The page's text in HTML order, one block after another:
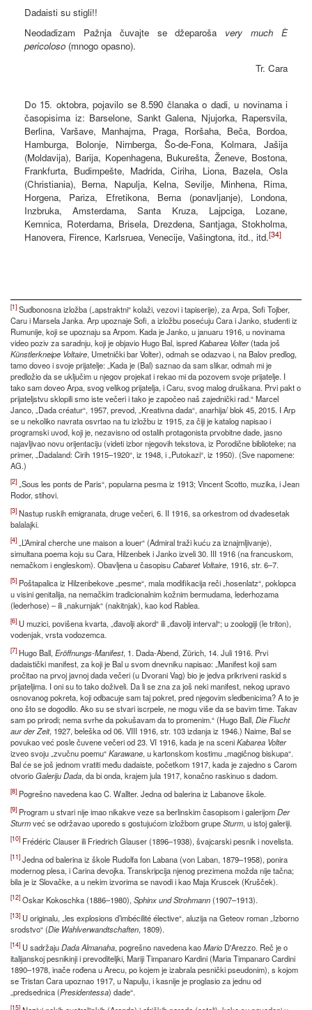
Dadaisti su stigli!!
Neodadizam Pažnja čuvajte se džeparoša very much È
pericoloso (mnogo opasno).
Tr. Cara
Do 15. oktobra, pojavilo se 8.590 članaka o dadi, u novinama i
časopisima iz: Barselone, Sankt Galena, Njujorka, Rapersvila,
Berlina, Varšave, Manhajma, Praga, Roršaha, Beča, Bordoa,
Hamburga, Bolonje, Nirnberga, Šo-de-Fona, Kolmara, Jašija
(Moldavija), Barija, Kopenhagena, Bukurešta, Ženeve, Bostona,
Frankfurta, Budimpešte, Madrida, Ciriha, Liona, Bazela, Osla
(Christiania), Berna, Napulja, Kelna, Sevilje, Minhena, Rima,
Horgena, Pariza, Efretikona, Berna (ponavljanje), Londona,
Inzbruka, Amsterdama, Santa Kruza, Lajpciga, Lozane,
Kemnica, Roterdama, Brisela, Drezdena, Santjaga, Stokholma,
Hanovera, Firence, Karlsruea, Venecije, Vašingtona, itd., itd.[34]
[1] Sudbonosna izložba („apstraktni“ kolaži, vezovi i tapiserije), za Arpa, Sofi Tojber,
Caru i Marsela Janka. Arp upoznaje Sofi, a izložbu posećuju Cara i Janko, studenti iz
Rumunije, koji se upoznaju sa Arpom. Kada je Janko, u januaru 1916, u novinama
video poziv za saradnju, koji je objavio Hugo Bal, ispredKabarea Volter(tada još
Künstlerkneipe Voltaire, Umetnički bar Volter), odmah se odazvao i, na Balov predlog,
tamo doveo i svoje prijatelje: „Kada je (Bal) saznao da sam slikar, odmah mi je
predložio da se uključim u njegov projekat i rekao mi da pozovem svoje prijatelje. I
tako sam doveo Arpa, svog velikog prijatelja, i Caru, svog malog druškana. Prvi pakt o
prijateljstvu sklopili smo iste večeri i tako je započeo naš zajednički rad.“ Marcel
Janco, „Dada créatur“, 1957, prevod, „Kreativna dada“, anarhija/ blok 45, 2015. I Arp
se u nekoliko navrata osvrtao na tu izložbu iz 1915, za čiji je katalog napisao i
programski uvod, koji je, nezavisno od ostalih protagonista prvobitne dade, jasno
najavljivao novu orijentaciju (videti izbor njegovih tekstova, iz Porodične biblioteke; na
primer, „Dadaland: Cirih 1915–1920“, iz 1948, i „Putokazi“, iz 1950). (Sve napomene:
AG.)
[2] „Sous les ponts de Paris“, popularna pesma iz 1913; Vincent Scotto, muzika, i Jean
Rodor, stihovi.
[3] Nastup ruskih emigranata, druge večeri, 6. II 1916, sa orkestrom od dvadesetak
balalajki.
[4] „L’Amiral cherche une maison a louer“ (Admiral traži kuću za iznajmljivanje),
simultana poema koju su Cara, Hilzenbek i Janko izveli 30. III 1916 (na francuskom,
nemačkom i engleskom). Obavljena u časopisuCabaret Voltaire, 1916, str. 6–7.
[5] Poštapalica iz Hilzenbekove „pesme“, mala modifikacija reči „hosenlatz“, poklopca
u visini genitalija, na nemačkim tradicionalnim kožnim bermudama, lederhozama
(lederhose) – ili „nakurnjak“ (nakitnjak), kao kod Rablea.
[6] U muzici, povišena kvarta, „đavolji akord“ ili „đavolji interval“; u zoologiji (le triton),
vodenjak, vrsta vodozemca.
[7] Hugo Ball,Eröffnungs-Manifest, 1. Dada-Abend, Zürich, 14. Juli 1916. Prvi
dadaistički manifest, za koji je Bal u svom dnevniku napisao: „Manifest koji sam
pročitao na prvoj javnoj dada večeri (u Dvorani Vag) bio je jedva prikriveni raskid s
prijateljima. I oni su to tako doživeli. Da li se zna za još neki manifest, nekog upravo
osnovanog pokreta, koji odbacuje sam taj pokret, pred njegovim sledbenicima? A to je
ono što se dogodilo. Ako su se stvari iscrpele, ne mogu više da se bavim time. Takav
sam po prirodi; nema svrhe da pokušavam da to promenim.“ (Hugo Ball,Die Flucht
aur der Zeit, 1927, beleška od 06. VIII 1916, str. 103 izdanja iz 1946.) Naime, Bal se
povukao već posle čuvene večeri od 23. VI 1916, kada je na sceniKabarea Volter
izveo svoju „zvučnu poemu“Karawane, u kartonskom kostimu „magičnog biskupa“.
Bal će se još jednom vratiti među dadaiste, početkom 1917, kada je zajedno s Carom
otvorioGaleriju Dada, da bi onda, krajem jula 1917, konačno raskinuo s dadom.
[8] Pogrešno navedena kao C. Wallter. Jedna od balerina iz Labanove škole.
[9] Program u stvari nije imao nikakve veze sa berlinskim časopisom i galerijomDer
Sturmveć se održavao uporedo s gostujućom izložbom grupeSturm, u istoj galeriji.
[10] Frédéric Clauser ili Friedrich Glauser (1896–1938), švajcarski pesnik i novelista.
[11] Jedna od balerina iz škole Rudolfa fon Labana (von Laban, 1879–1958), ponira
modernog plesa, i Carina devojka. Transkripcija njenog prezimena možda nije tačna;
bila je iz Slovačke, a u nekim izvorima se navodi i kao Maja Kruscek (Krušček).
[12] Oskar Kokoschka (1886–1980),Sphinx und Strohmann(1907–1913).
[13] U originalu, „les explosions d’imbécilité élective“, aluzija na Geteov roman „Izborno
srodstvo“ (Die Wahlverwandtschaften, 1809).
[14] U sadržajuDada Almanaha, pogrešno navedena kaoMario D'Arezzo. Reč je o
italijanskoj pesnikinji i prevoditeljki, Mariji Timpanaro Kardini (Maria Timpanaro Cardini
1890–1978, inače rođena u Arecu, po kojem je izabrala pesnički pseudonim), s kojom
se Tristan Cara upoznao 1917, u Napulju, i kasnije je proglasio za jednu od
„predsednica (Presidentessa) dade“.
[15]